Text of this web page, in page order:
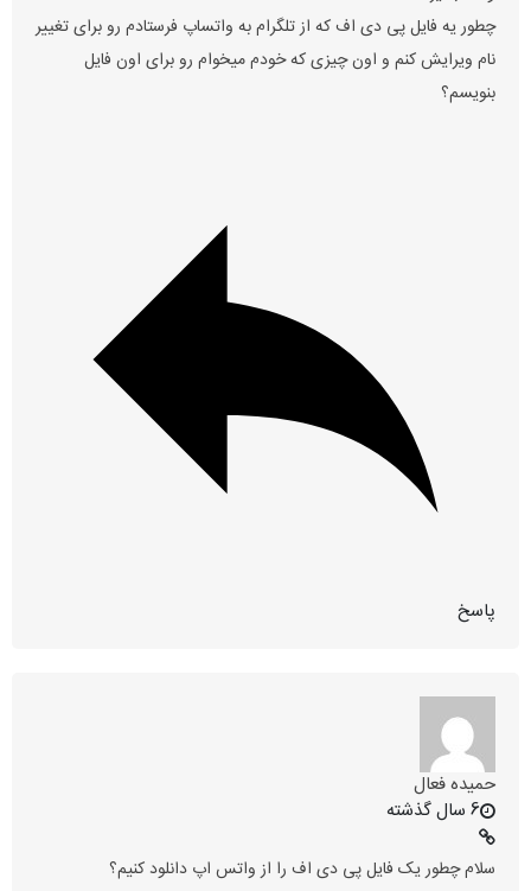
چطور یه فایل پی دی اف که از تلگرام به واتساپ فرستادم رو برای تغییر
نام ویرایش کنم و اون چیزی که خودم میخوام رو برای اون فایل
بنویسم؟
پاسخ
حمیده فعال
6 سال گذشته
سلام چطور یک فایل پی دی اف را از واتس اپ دانلود کنیم؟